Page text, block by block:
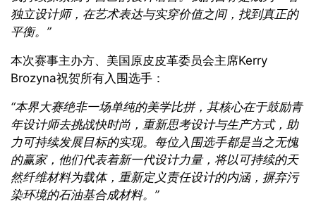
独立设计师，在艺术表达与实穿价值之间，找到真正的
平衡。”
本次赛事主办方、美国原皮皮革委员会主席Kerry
Brozyna祝贺所有入围选手：
“本界大赛绝非一场单纯的美学比拼，其核心在于鼓励青
年设计师去挑战快时尚，重新思考设计与生产方式，助
力可持续发展目标的实现。每位入围选手都是当之无愧
的赢家， 他们代表着新一代设计力量，将以可持续的天
然纤维材料为载体，重新定义责任设计的内涵，摒弃污
染环境的石油基合成材料。 ”